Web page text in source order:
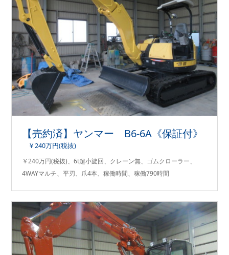
【売約済】ヤンマー B6-6A《保証付》
￥240万円(税抜)
￥240万円(税抜)、6t超小旋回、クレーン無、ゴムクローラー、
4WAYマルチ、平刃、爪4本、稼働時間、稼働790時間